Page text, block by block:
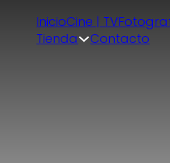
InicioCine | TV
Tienda
Contacto